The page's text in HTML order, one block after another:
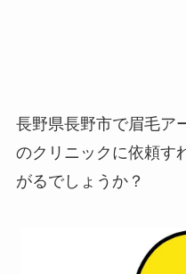
長野県長野市で眉毛ア
のクリニックに依頼す
がるでしょうか？